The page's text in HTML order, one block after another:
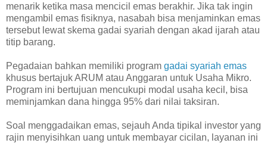
menarik ketika masa mencicil emas berakhir. Jika tak ingin
mengambil emas fisiknya, nasabah bisa menjaminkan emas
tersebut lewat skema gadai syariah dengan akad ijarah atau
titip barang.
Pegadaian bahkan memiliki program gadai syariah emas
khusus bertajuk ARUM atau Anggaran untuk Usaha Mikro.
Program ini bertujuan mencukupi modal usaha kecil, bisa
meminjamkan dana hingga 95% dari nilai taksiran.
Soal menggadaikan emas, sejauh Anda tipikal investor yang
rajin menyisihkan uang untuk membayar cicilan, layanan ini